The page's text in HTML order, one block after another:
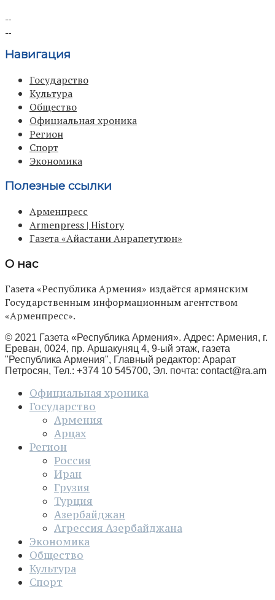
Навигация
Государство
Культура
Общество
Официальная хроника
Регион
Спорт
Экономика
Полезные ссылки
Арменпресс
Armenpress | History
Газета «Айастани Анрапетутюн»
О нас
Газета «Республика Армения» издаётся армянским
Государственным информационным агентством
«Арменпресс».
© 2021 Газета «Республика Армения». Адрес: Армения, г.
Ереван, 0024, пр. Аршакуняц 4, 9-ый этаж, газета
"Республика Армения", Главный редактор: Арарат
Петросян, Тел.: +374 10 545700, Эл. почта: contact@ra.am
Официальная хроника
Государство
Армения
Арцах
Регион
Россия
Иран
Грузия
Турция
Азербайджан
Агрессия Азербайджана
Экономика
Общество
Культура
Спорт